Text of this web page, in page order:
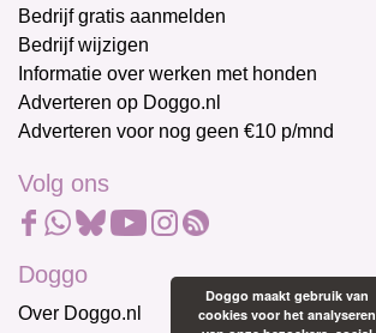
Bedrijf gratis aanmelden
Bedrijf wijzigen
Informatie over werken met honden
Adverteren op Doggo.nl
Adverteren voor nog geen €10 p/mnd
Volg ons
Doggo
Over Doggo.nl
Doggo maakt gebruik van
cookies voor het analyseren